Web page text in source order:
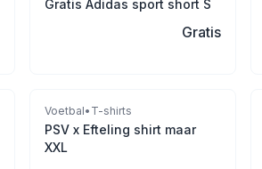
Gratis Adidas sport short S
Gratis
Voetbal• T-shirts
PSV x Efteling shirt maar
XXL